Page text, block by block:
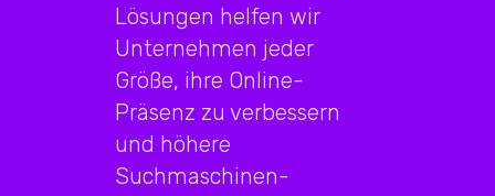
Lösungen helfen wir
Unternehmen jeder
Größe, ihre Online-
Präsenz zu verbessern
und höhere
Suchmaschinen-